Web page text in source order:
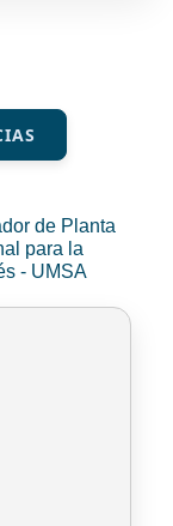
de Planta
para la
- UMSA